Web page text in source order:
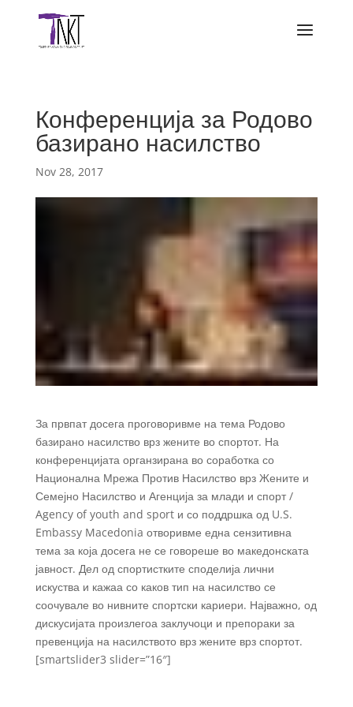
Конференција за Родово
базирано насилство
Nov 28, 2017
За првпат досега проговоривме на тема Родово
базирано насилство врз жените во спортот. На
конференцијата органзирана во соработка со
Национална Мрежа Против Насилство врз Жените и
Семејно Насилство и Агенција за млади и спорт /
Agency of youth and sport и со поддршка од U.S.
Embassy Macedonia отворивме една сензитивна
тема за која досега не се говореше во македонската
јавност. Дел од спортистките споделија лични
искуства и кажаа со каков тип на насилство се
соочувале во нивните спортски кариери. Најважно, од
дискусијата произлегоа заклучоци и препораки за
превенција на насилството врз жените врз спортот.
[smartslider3 slider=”16″]